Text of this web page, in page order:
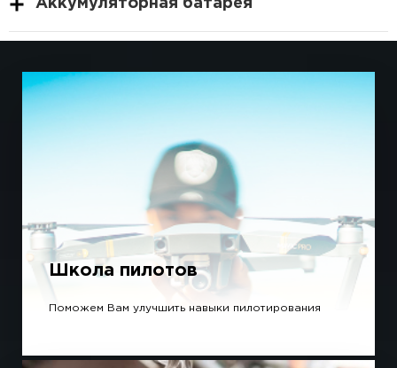
Аккумуляторная батарея
Школа пилотов
Поможем Вам улучшить навыки пилотирования